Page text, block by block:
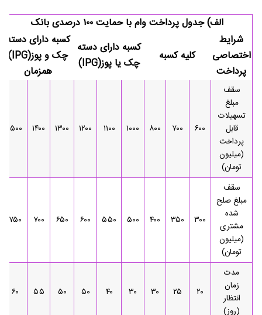
الف) جدول پرداخت وام با حمایت ۱۰۰ درصدی بانک
شرایط
اختصاصی
پرداخت
کلیه کسبه
کسبه دارای دسته
چک یا پوز(IPG)
کسبه دارای دسته
چک و پوز(IPG)
همزمان
سقف
مبلغ
تسهیلات
قابل
پرداخت
(میلیون
تومان)
۶۰۰ ۷۰۰ ۸۰۰ ۱۰۰۰ ۱۱۰۰ ۱۲۰۰ ۱۳۰۰ ۱۴۰۰ ۱۵۰۰
سقف
مبلغ صلح
شده
مشتری
(میلیون
تومان)
۳۰۰ ۳۵۰ ۴۰۰ ۵۰۰ ۵۵۰ ۶۰۰ ۶۵۰ ۷۰۰ ۷۵۰
مدت
زمان
انتظار
(روز)
۲۰ ۲۵ ۳۰ ۳۰ ۴۰ ۵۰ ۵۰ ۵۵ ۶۰